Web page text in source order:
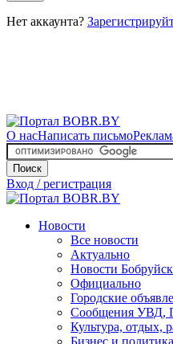
Нет аккаунта?
О насНаписать письмо
Поиск
Вход / регистрация
Новости
Все новости
Актуально
Новости
Официально
Городские
Сообщения УВД,
Культура, отдых,
Бизнес и политика